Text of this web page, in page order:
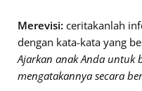
Merevisi: ceritakanlah
dengan kata-kata yang
Ajarkan anak Anda untuk
mengatakannya secara